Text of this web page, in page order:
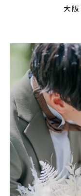
皆様に届け
大